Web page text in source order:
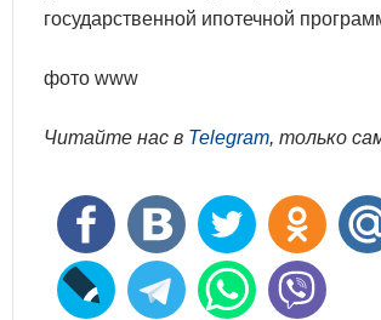
государственной ипотечной
фото www
Читайте нас в Telegram, только